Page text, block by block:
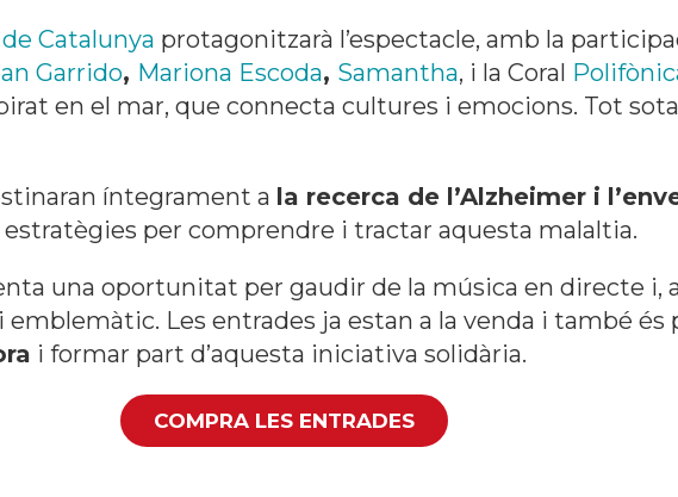
Catalunya protagonitzarà l’espectacle, amb la
Garrido, Mariona Escoda, Samantha, i la Coral
en el mar, que connecta cultures i emocions. Tot
íntegrament a la recerca de l’Alzheimer i
per comprendre i tractar aquesta malaltia.
una oportunitat per gaudir de la música en directe i,
Les entrades ja estan a la venda i també és
i formar part d’aquesta iniciativa solidària.
COMPRA LES ENTRADES